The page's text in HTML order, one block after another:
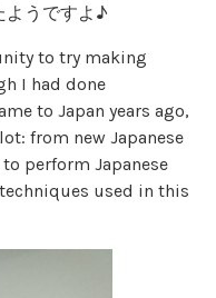
ようですよ♪
to try making
I had done
to Japan years ago,
from new Japanese
perform Japanese
used in this